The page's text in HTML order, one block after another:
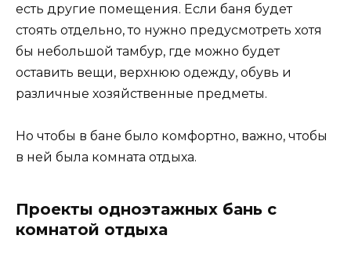
есть другие помещения. Если баня будет
стоять отдельно, то нужно предусмотреть хотя
бы небольшой тамбур, где можно будет
оставить вещи, верхнюю одежду, обувь и
различные хозяйственные предметы.
Но чтобы в бане было комфортно, важно, чтобы
в ней была комната отдыха.
Проекты одноэтажных бань с
комнатой отдыха